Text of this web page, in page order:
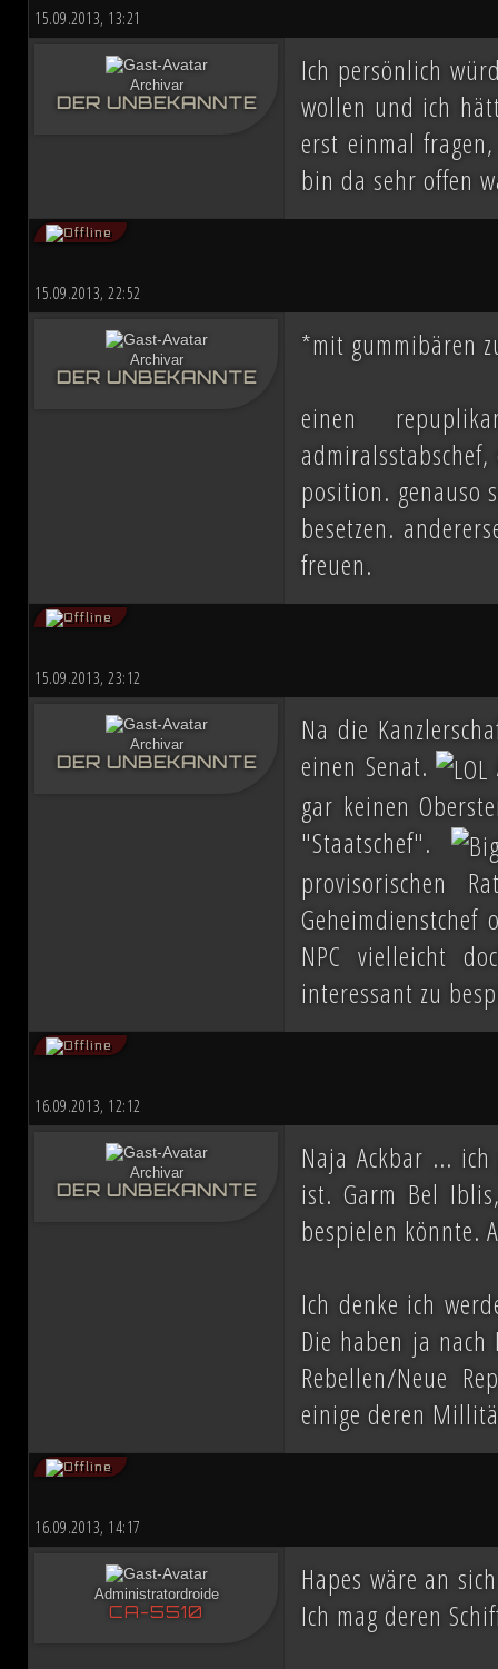
ihn mit der Einnahme von
Eindruck einer erneuten
Schachzüge sichert sich
beschwört die Vernichtung aller
Düstere Zeiten ziehen auf.
Schlacht von Endor noch den
nun in weiter Ferne. Der Entscheid
fallen und niemand vermag auch
Planeten aussehen wird....
15.09.2013, 13:21
Archivar
DER UNBEKANNTE
Ich persönlich
wollen und ich
erst einmal
bin da sehr offen
15.09.2013, 22:52
Archivar
DER UNBEKANNTE
*mit gummibären
einen
position. genauso
besetzen.
freuen.
15.09.2013, 23:12
Archivar
DER UNBEKANNTE
Na die
einen Senat.
gar keinen
"Staatschef".
provisorischen
NPC vielleicht
interessant zu
16.09.2013, 12:12
Archivar
DER UNBEKANNTE
Naja Ackbar ...
ist. Garm Bel
bespielen könnte.
Ich denke ich
Die haben ja
Rebellen/Neue
einige deren
16.09.2013, 14:17
Administratordroide
CA-5510
Hapes wäre an
Ich mag deren